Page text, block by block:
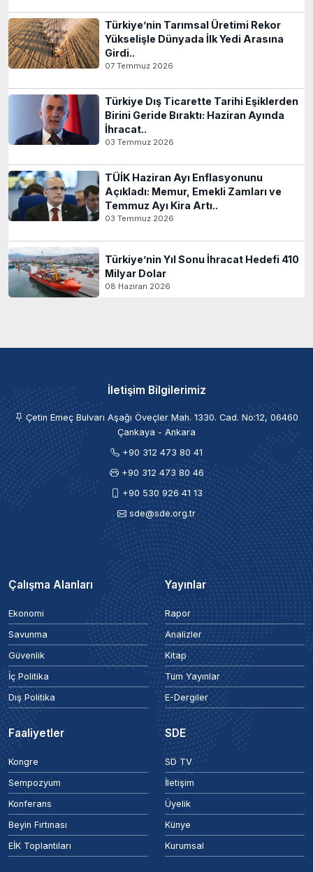
Türkiye’nin Tarımsal Üretimi Rekor
Yükselişle Dünyada İlk Yedi Arasına
Girdi..
07 Temmuz 2026
Türkiye Dış Ticarette Tarihi Eşiklerden
Birini Geride Bıraktı: Haziran Ayında
İhracat..
03 Temmuz 2026
TÜİK Haziran Ayı Enflasyonunu
Açıkladı: Memur, Emekli Zamları ve
Temmuz Ayı Kira Artı..
03 Temmuz 2026
Türkiye’nin Yıl Sonu İhracat Hedefi 410
Milyar Dolar
08 Haziran 2026
İletişim Bilgilerimiz
Çetin Emeç Bulvarı Aşağı Öveçler Mah. 1330. Cad. No:12, 06460
Çankaya - Ankara
+90 312 473 80 41
+90 312 473 80 46
+90 530 926 41 13
sde@sde.org.tr
Çalışma Alanları
Ekonomi
Savunma
Güvenlik
İç Politika
Dış Politika
Yayınlar
Rapor
Analizler
Kitap
Tüm Yayınlar
E-Dergiler
Faaliyetler
Kongre
Sempozyum
Konferans
Beyin Fırtınası
EİK Toplantıları
SDE
SD TV
İletişim
Üyelik
Künye
Kurumsal